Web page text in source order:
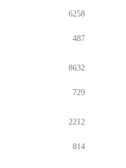
6258
487
8632
729
2212
814